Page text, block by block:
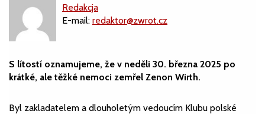
Redakcja
E-mail: redaktor@zwrot.cz
S lítostí oznamujeme, že v neděli 30. března 2025 po
krátké, ale těžké nemoci zemřel Zenon Wirth.
Byl zakladatelem a dlouholetým vedoucím Klubu polské